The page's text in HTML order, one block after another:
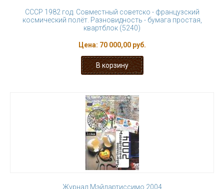
СССР 1982 год. Совместный советско - французский
космический полёт. Разновидность - бумага простая,
квартблок (5240)
Цена: 70 000,00 руб.
Журнал Мэйлартиссимо 2004